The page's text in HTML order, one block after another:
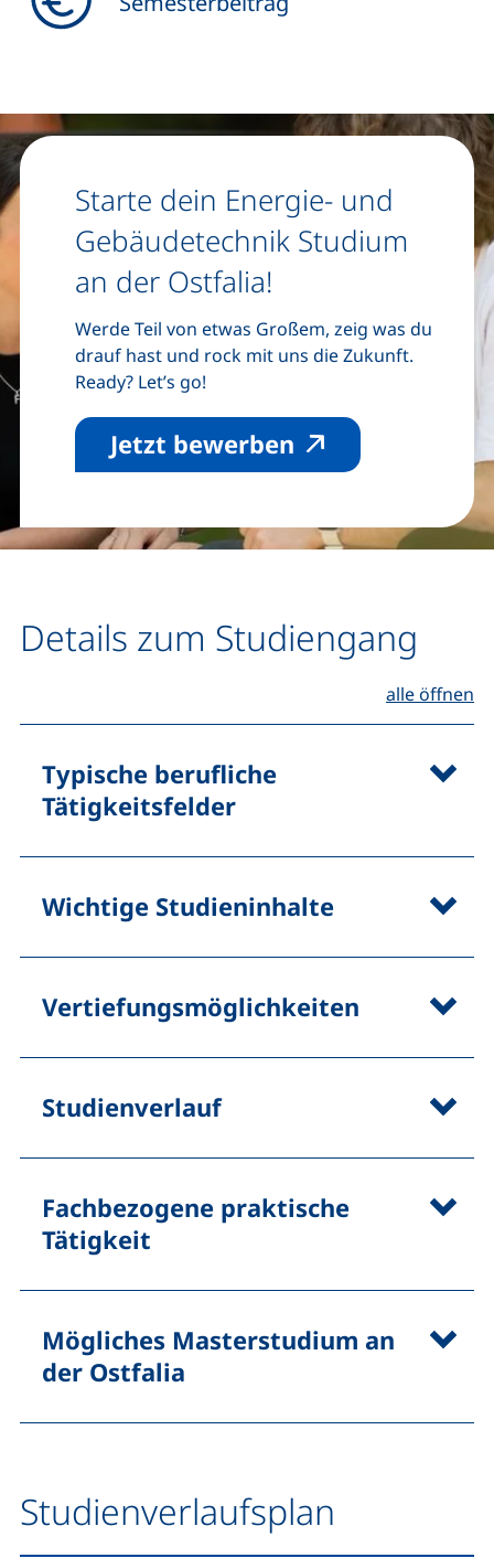
Starte dein Energie- und
Gebäudetechnik Studium
an der Ostfalia!
Werde Teil von etwas Großem, zeig was du
drauf hast und rock mit uns die Zukunft.
Ready? Let’s go!
Jetzt bewerben (externer Link,
Details zum Studiengang
alle öffnen
Typische berufliche
Tätigkeitsfelder
Wichtige Studieninhalte
Vertiefungsmöglichkeiten
Studienverlauf
Fachbezogene praktische
Tätigkeit
Mögliches Masterstudium an
der Ostfalia
Studienverlaufsplan